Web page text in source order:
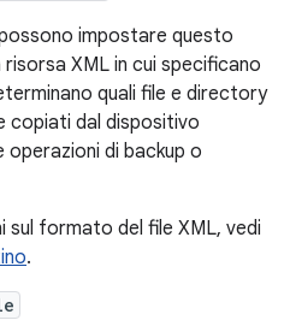
impostare questo
XML in cui specificano
quali file e directory
copiati dal dispositivo
operazioni di backup o
sul formato del file XML, vedi
.